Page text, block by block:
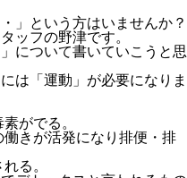
」という方はいませんか？
ッフの野津です。
について書いていこうと思
は「運動」が必要になりま
がでる。
きが活発になり排便・排
る。